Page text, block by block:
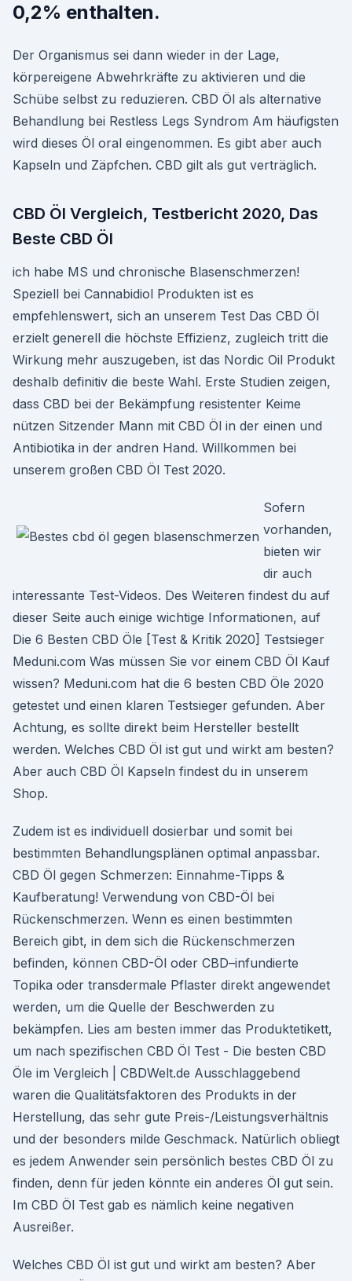
0,2% enthalten.
Der Organismus sei dann wieder in der Lage,
körpereigene Abwehrkräfte zu aktivieren und die
Schübe selbst zu reduzieren. CBD Öl als alternative
Behandlung bei Restless Legs Syndrom Am häufigsten
wird dieses Öl oral eingenommen. Es gibt aber auch
Kapseln und Zäpfchen. CBD gilt als gut verträglich.
CBD Öl Vergleich, Testbericht 2020, Das
Beste CBD Öl
ich habe MS und chronische Blasenschmerzen!
Speziell bei Cannabidiol Produkten ist es
empfehlenswert, sich an unserem Test Das CBD Öl
erzielt generell die höchste Effizienz, zugleich tritt die
Wirkung mehr auszugeben, ist das Nordic Oil Produkt
deshalb definitiv die beste Wahl. Erste Studien zeigen,
dass CBD bei der Bekämpfung resistenter Keime
nützen Sitzender Mann mit CBD Öl in der einen und
Antibiotika in der andren Hand. Willkommen bei
unserem großen CBD Öl Test 2020.
Sofern
vorhanden,
bieten wir
dir auch
interessante Test-Videos. Des Weiteren findest du auf
dieser Seite auch einige wichtige Informationen, auf
Die 6 Besten CBD Öle [Test & Kritik 2020] Testsieger
Meduni.com Was müssen Sie vor einem CBD Öl Kauf
wissen? Meduni.com hat die 6 besten CBD Öle 2020
getestet und einen klaren Testsieger gefunden. Aber
Achtung, es sollte direkt beim Hersteller bestellt
werden. Welches CBD Öl ist gut und wirkt am besten?
Aber auch CBD Öl Kapseln findest du in unserem
Shop.
Zudem ist es individuell dosierbar und somit bei
bestimmten Behandlungsplänen optimal anpassbar.
CBD Öl gegen Schmerzen: Einnahme-Tipps &
Kaufberatung! Verwendung von CBD-Öl bei
Rückenschmerzen. Wenn es einen bestimmten
Bereich gibt, in dem sich die Rückenschmerzen
befinden, können CBD-Öl oder CBD–infundierte
Topika oder transdermale Pflaster direkt angewendet
werden, um die Quelle der Beschwerden zu
bekämpfen. Lies am besten immer das Produktetikett,
um nach spezifischen CBD Öl Test - Die besten CBD
Öle im Vergleich | CBDWelt.de Ausschlaggebend
waren die Qualitätsfaktoren des Produkts in der
Herstellung, das sehr gute Preis-/Leistungsverhältnis
und der besonders milde Geschmack. Natürlich obliegt
es jedem Anwender sein persönlich bestes CBD Öl zu
finden, denn für jeden könnte ein anderes Öl gut sein.
Im CBD Öl Test gab es nämlich keine negativen
Ausreißer.
Welches CBD Öl ist gut und wirkt am besten? Aber